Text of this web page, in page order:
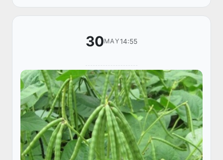
30MAY14:55